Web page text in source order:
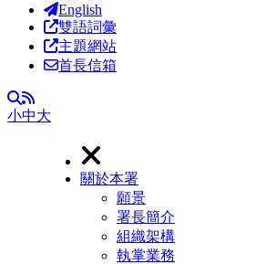
English
雙語詞彙
主題網站
首長信箱
全文檢索
RSS
小中大
關於本署
願景
署長簡介
組織架構
執掌業務